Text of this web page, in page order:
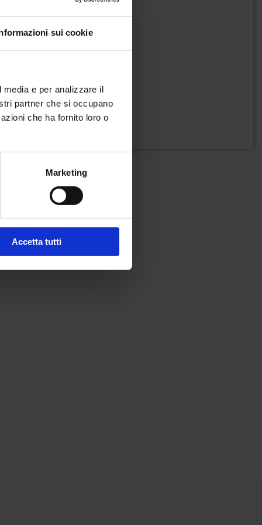
sui cookie
e per analizzare il
partner che si occupano
che ha fornito loro o
Marketing
Accetta tutti